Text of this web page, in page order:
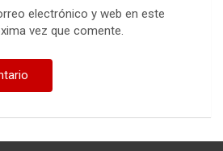
electrónico y web en este
vez que comente.